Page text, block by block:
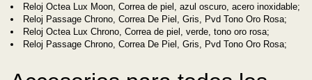
Reloj Octea Lux Moon, Correa de piel, azul oscuro, acero inoxidable;
Reloj Passage Chrono, Correa De Piel, Gris, Pvd Tono Oro Rosa;
Reloj Octea Lux Chrono, Correa de piel, verde, tono oro rosa;
Reloj Passage Chrono, Correa De Piel, Gris, Pvd Tono Oro Rosa;